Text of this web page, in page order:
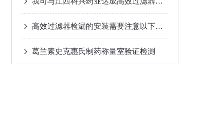
高效过滤器检漏的安装需要注意以下几点
葛兰素史克惠氏制药称量室验证检测